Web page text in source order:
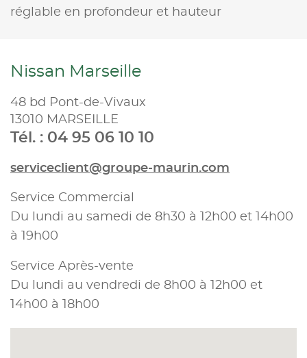
réglable en profondeur et hauteur
Nissan Marseille
48 bd Pont-de-Vivaux
13010 MARSEILLE
Tél. : 04 95 06 10 10
serviceclient@groupe-maurin.com
Service Commercial
Du lundi au samedi de 8h30 à 12h00 et 14h00
à 19h00
Service Après-vente
Du lundi au vendredi de 8h00 à 12h00 et
14h00 à 18h00